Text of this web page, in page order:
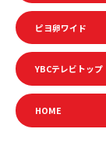
ピヨ卵ワイド
YBCテレビトップ
HOME